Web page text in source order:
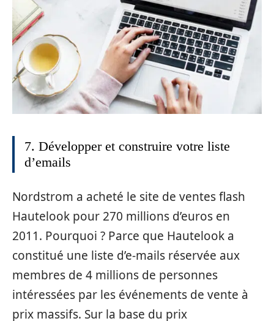
7. Développer et construire votre liste
d’emails
Nordstrom a acheté le site de ventes flash
Hautelook pour 270 millions d’euros en
2011. Pourquoi ? Parce que Hautelook a
constitué une liste d’e-mails réservée aux
membres de 4 millions de personnes
intéressées par les événements de vente à
prix massifs. Sur la base du prix